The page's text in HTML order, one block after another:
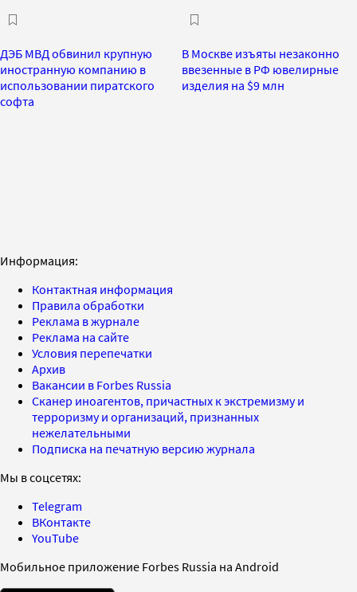
ДЭБ МВД обвинил крупную
иностранную компанию в
использовании пиратского
софта
В Москве изъяты незаконно
ввезенные в РФ ювелирные
изделия на $9 млн
Информация:
Контактная информация
Правила обработки
Реклама в журнале
Реклама на сайте
Условия перепечатки
Архив
Вакансии в Forbes Russia
Сканер иноагентов, причастных к экстремизму и
терроризму и организаций, признанных
нежелательными
Подписка на печатную версию журнала
Мы в соцсетях:
Telegram
ВКонтакте
YouTube
Мобильное приложение Forbes Russia на Android